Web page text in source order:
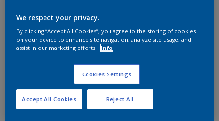
te bestellen. Houd de website in de gaten, we werken
er hard aan om de voorraad aan te vullen.
We respect your privacy.
By clicking “Accept All Cookies”, you agree to the storing of cookies
on your device to enhance site navigation, analyze site usage, and
assist in our marketing efforts.
Info
Cookies Settings
Reject All
Accept All Cookies